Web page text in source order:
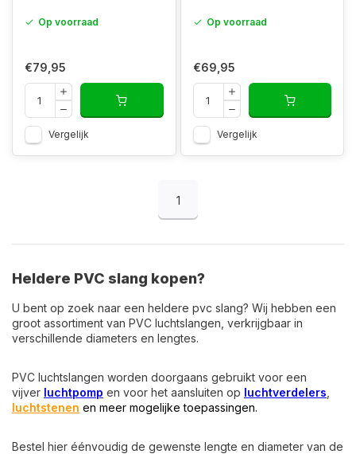
Op voorraad
€79,95
Vergelijk
Op voorraad
€69,95
Vergelijk
1
Heldere PVC slang kopen?
U bent op zoek naar een heldere pvc slang? Wij hebben een
groot assortiment van PVC luchtslangen, verkrijgbaar in
verschillende diameters en lengtes.
PVC luchtslangen worden doorgaans gebruikt voor een
vijver luchtpomp en voor het aansluiten op luchtverdelers
luchtstenen en meer mogelijke toepassingen.
Bestel hier éénvoudig de gewenste lengte en diameter van de